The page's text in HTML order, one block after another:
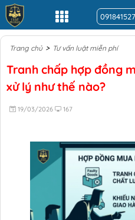
Trang chủ > Tư vấn luật miễn phí
Tranh chấp hợp đồng
xử lý như thế nào?
19/03/2026 167